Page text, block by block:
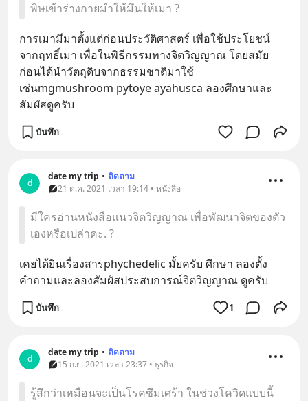
พิษเข้าร่างกายมำให้มึนให้เมา ?
การเมามีมาตั้งแต่ก่อนประวัติศาสตร์ เพื่อใช้ประโยชน์
จากฤทธิ์เมา เพื่อในพิธีกรรมทางจิตวิญญาณ โดยสมัย
ก่อนได้นำวัตถุดิบจากธรรมชาติมาใช้
เช่นmgmushroom pytoye ayahusca ลองศึกษาและ
สัมผัสดูครับ
บันทึก
d
date my trip • ติดตาม
21 ต.ค. 2021 เวลา 19:14 • หนังสือ
มีใครอ่านหนังสือแนวจิตวิญญาณ เพื่อพัฒนาจิตของตัว
เองหรือเปล่าคะ. ?
เคยได้ยินเรื่องสารphychedelic มั้ยครับ ศึกษา ลองตั้ง
คำถามและลองสัมผัสประสบการณ์จิตวิญญาณ ดูครับ
บันทึก 1
d
date my trip • ติดตาม
15 ก.ย. 2021 เวลา 23:37 • ธุรกิจ
รู้สึกว่าเหมือนจะเป็นโรคซึมเศร้า ในช่วงโควิดแบบนี้